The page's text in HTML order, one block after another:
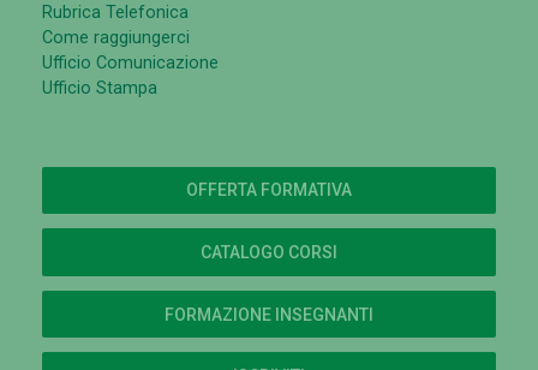
Rubrica Telefonica
Come raggiungerci
Ufficio Comunicazione
Ufficio Stampa
OFFERTA FORMATIVA
CATALOGO CORSI
FORMAZIONE INSEGNANTI